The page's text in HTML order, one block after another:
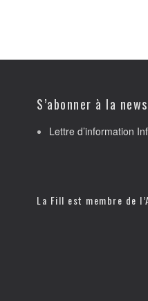
S’abonner à la
Lettre d’information
La Fill est membre de l’